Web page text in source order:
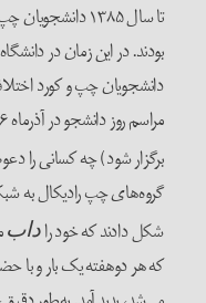
تا سال ۱۳۸۵
بودند. در این زمان در
دانشجویان چپ و کورد
برگزار شود) چه کسانی را
گروه‌های چپ رادیکال به
شکل دادند که خود راداب